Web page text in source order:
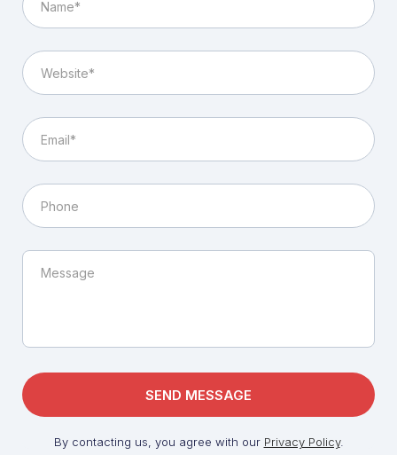
By contacting us, you agree with our Privacy Policy.